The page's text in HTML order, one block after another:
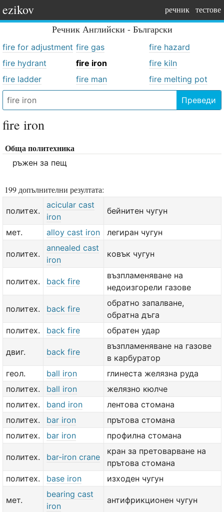
ezikov речник тестове
Речник Английски - Български
fire for adjustment fire gas
fire hazard
fire hydrant
fire iron
fire kiln
fire ladder
fire man fire melting pot
Преведи
fire iron
Обща политехника
ръжен за пещ
199 допълнителни резултата:
политех.
acicular cast
iron
бейнитен чугун
мет. alloy cast iron легиран чугун
политех.
annealed cast
iron
ковък чугун
политех. back fire
възпламеняване на
недоизгорели газове
политех. back fire
обратно запалване,
обратна дъга
политех.
back fire обратен удар
двиг. back fire
възпламеняване на газове
в карбуратор
геол.
ball iron
глинеста желязна руда
политех.
ball iron
желязно кюлче
политех.
band iron
лентова стомана
политех.
bar iron
прътова стомана
политех.
bar iron профилна стомана
политех. bar-iron crane
кран за претоварване на
прътова стомана
политех.
base iron изходен чугун
мет.
bearing cast
iron
антифрикционен чугун